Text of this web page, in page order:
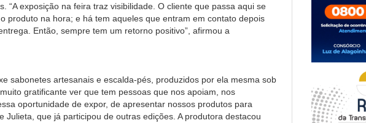
“A exposição na feira traz visibilidade. O cliente que passa aqui se
produto na hora; e há tem aqueles que entram em contato depois
Então, sempre tem um retorno positivo”, afirmou a
sabonetes artesanais e escalda-pés, produzidos por ela mesma sob
gratificante ver que tem pessoas que nos apoiam, nos
oportunidade de expor, de apresentar nossos produtos para
Julieta, que já participou de outras edições. A produtora destacou